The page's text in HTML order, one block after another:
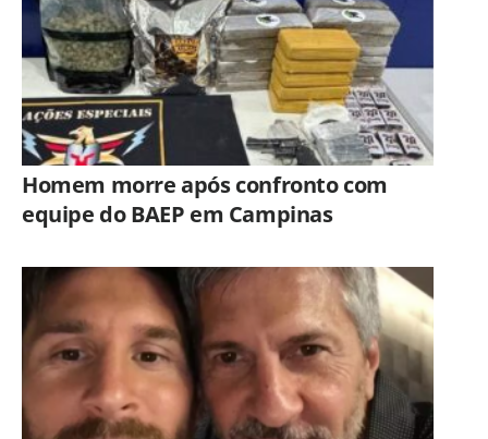
Homem morre após confronto com
equipe do BAEP em Campinas